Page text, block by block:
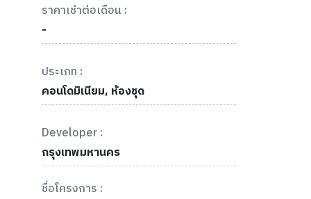
ราคาเช่าต่อเดือน :
-
ประเภท :
คอนโดมิเนียม, ห้องชุด
Developer :
กรุงเทพมหานคร
ชื่อโครงการ :